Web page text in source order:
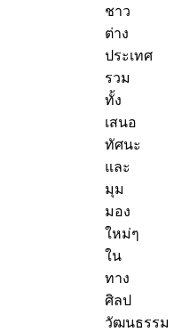
ชาว
ต่าง
ประเทศ
รวม
ทั้ง
เสนอ
ทัศนะ
และ
มุม
มอง
ใหม่ๆ
ใน
ทาง
ศิลป
วัฒนธรรม